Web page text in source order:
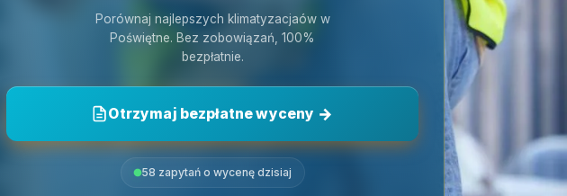
Porównaj najlepszych klimatyzacjaów w
Poświętne. Bez zobowiązań, 100%
bezpłatnie.
Otrzymaj bezpłatne wyceny
58 zapytań o wycenę dzisiaj